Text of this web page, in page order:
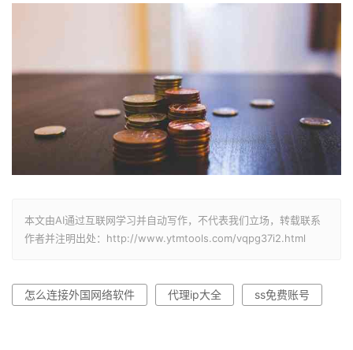
本文由AI通过互联网学习并自动写作，不代表我们立场，转载联系
作者并注明出处：http://www.ytmtools.com/vqpg37i2.html
怎么连接外国网络软件 代理ip大全 ss免费账号